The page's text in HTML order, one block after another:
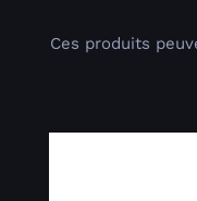
Ces produits